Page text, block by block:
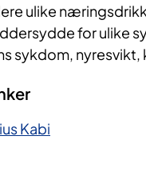
ulike
for ulike
sykdom, nyresvikt,
Kabi